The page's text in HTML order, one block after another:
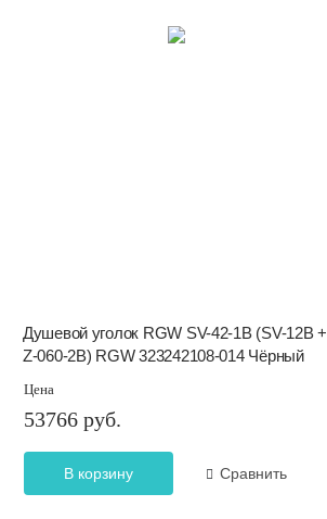
Душевой уголок RGW SV-42-1B (SV-12B +
Z-060-2B) RGW 323242108-014 Чёрный
Цена
53766 руб.
В корзину Сравнить